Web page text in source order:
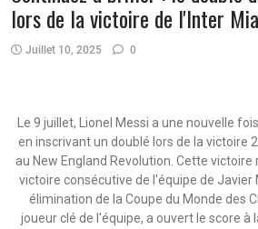
lors de la victoire de l'Inter
Juillet 10, 2025 0
Le 9 juillet, Lionel Messi a une nouvelle
en inscrivant un doublé lors de la victoire
au New England Revolution. Cette
victoire consécutive de l'équipe de Javier
élimination de la Coupe du Monde des
joueur clé de l'équipe, a ouvert le score